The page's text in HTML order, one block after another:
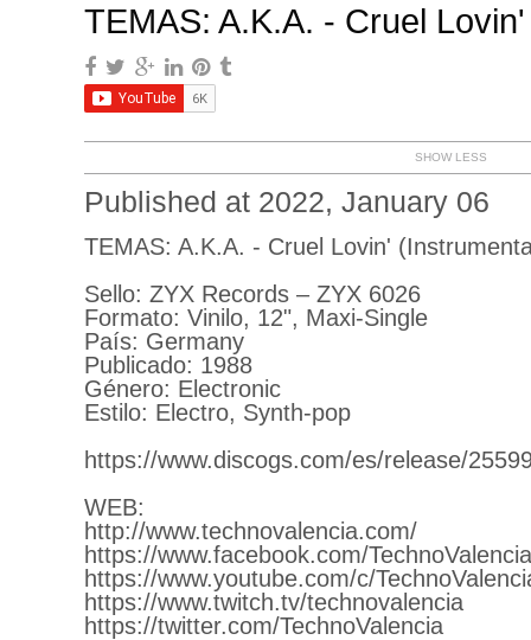
TEMAS: A.K.A. - Cruel
SHOW LESS
Published at 2022, January 06
TEMAS: A.K.A. - Cruel Lovin'
Sello: ZYX Records – ZYX 6026
Formato: Vinilo, 12", Maxi-Single
País: Germany
Publicado: 1988
Género: Electronic
Estilo: Electro, Synth-pop
https://www.discogs.com/es/release/
WEB:
http://www.technovalencia.com/
https://www.facebook.com/
https://www.youtube.com/c/
https://www.twitch.tv/technovalencia
https://twitter.com/TechnoValencia